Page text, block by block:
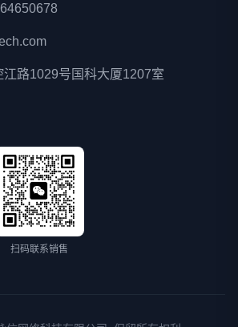
江路1029号国科大厦1207室
扫码联系销售